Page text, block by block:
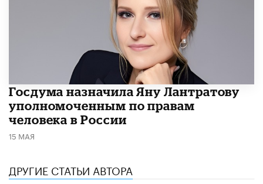
Госдума назначила Яну Лантратову
уполномоченным по правам
человека в России
15 МАЯ
ДРУГИЕ СТАТЬИ АВТОРА